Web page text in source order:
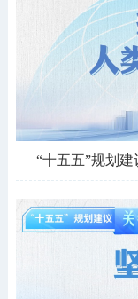
“十五五”规划